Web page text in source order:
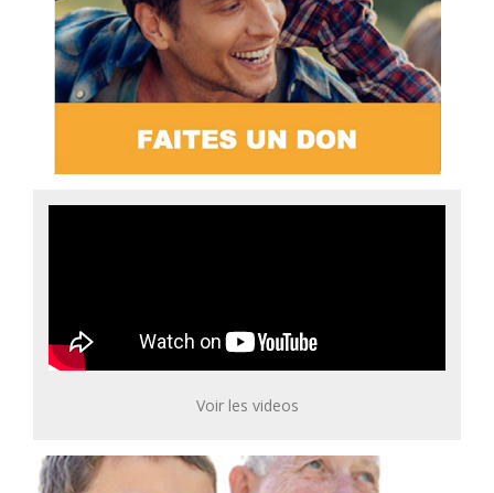
Voir les videos